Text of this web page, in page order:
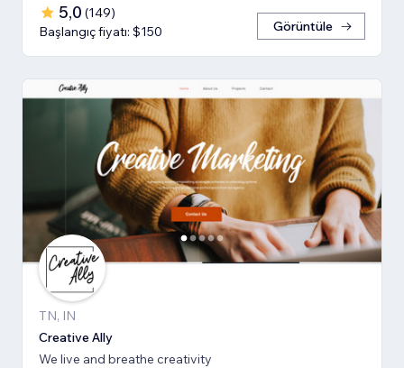
5,0 (149)
Başlangıç fiyatı: $150
Görüntüle
TN, IN
Creative Ally
We live and breathe creativity